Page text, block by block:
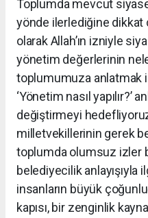
Toplumda mevcut
yönde ilerlediğine dikkat
olarak Allah’ın izniyle
yönetim değerlerinin
toplumumuza anlatmak
‘Yönetim nasıl yapılır?’
değiştirmeyi
milletvekillerinin gerek
toplumda olumsuz izler
belediyecilik anlayışıyla
insanların büyük
kapısı, bir zenginlik